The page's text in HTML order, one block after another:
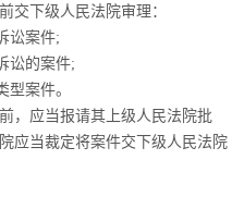
交下级人民法院审理：
讼案件;
讼的案件;
型案件。
，应当报请其上级人民法院批
应当裁定将案件交下级人民法院